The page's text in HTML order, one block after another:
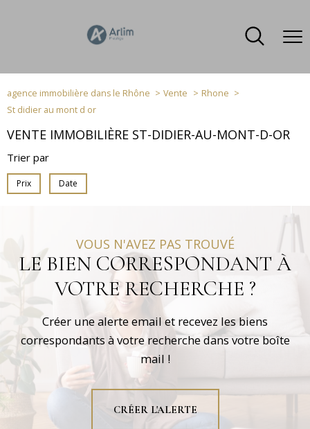
agence immobilière dans le Rhône Vente
Rhone
St didier au mont d or
VENTE IMMOBILIÈRE ST-DIDIER-AU-MONT-D-OR
Trier par
Prix Date
VOUS N'AVEZ PAS TROUVÉ
LE BIEN CORRESPONDANT À
VOTRE RECHERCHE ?
Créer une alerte email et recevez les biens
correspondants à votre recherche dans votre boîte
mail !
CRÉER L'ALERTE